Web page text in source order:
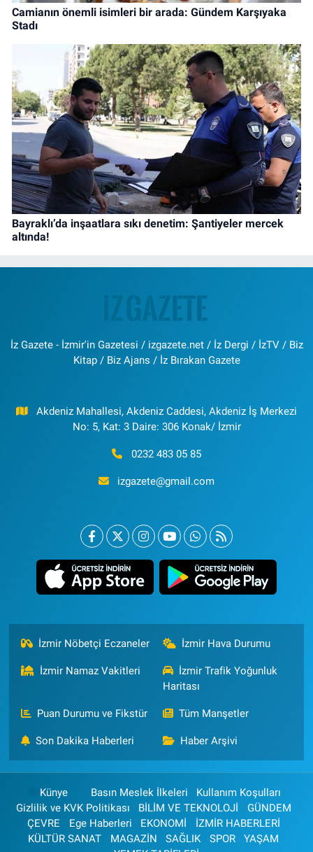
Camianın önemli isimleri bir arada: Gündem Karşıyaka
Stadı
Bayraklı’da inşaatlara sıkı denetim: Şantiyeler mercek
altında!
İz Gazete - İzmir'in Gazetesi / izgazete.net / İz Dergi / İzTV / Biz
Kitap / Biz Ajans / İz Bırakan Gazete
Akdeniz Mahallesi, Akdeniz Caddesi, Akdeniz İş Merkezi
No: 5, Kat: 3 Daire: 306 Konak/ İzmir
0232 483 05 85
izgazete@gmail.com
İzmir Nöbetçi Eczaneler İzmir Hava Durumu
İzmir Namaz Vakitleri
İzmir Trafik Yoğunluk
Haritası
Puan Durumu ve Fikstür Tüm Manşetler
Son Dakika Haberleri Haber Arşivi
Künye Basın Meslek İlkeleri
Kullanım Koşulları
Gizlilik ve KVK Politikası
BİLİM VE TEKNOLOJİ
GÜNDEM
ÇEVRE
Ege Haberleri EKONOMİ
İZMİR HABERLERİ
KÜLTÜR SANAT
MAGAZİN SAĞLIK SPOR
YAŞAM